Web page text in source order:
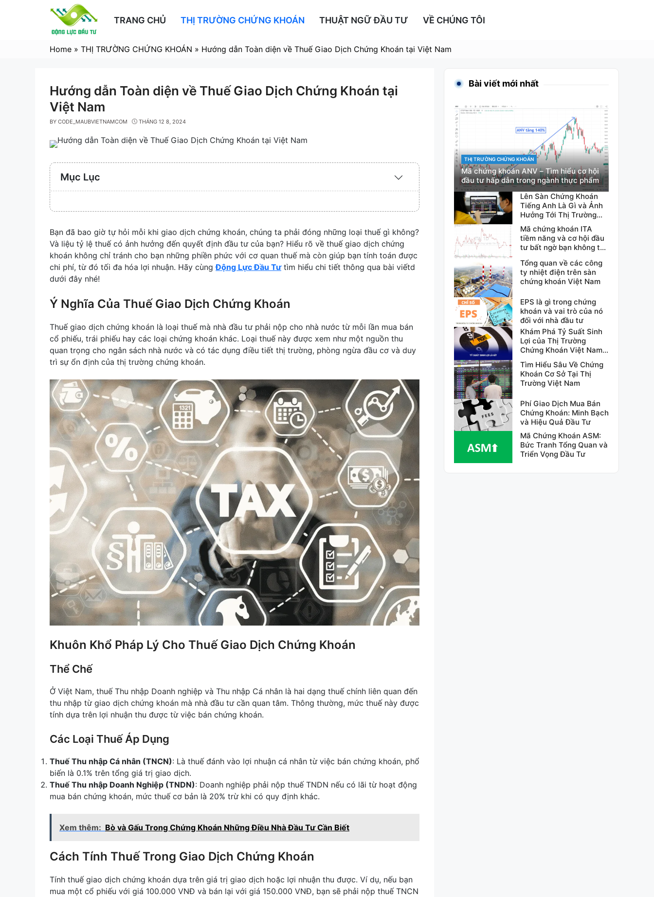
TRANG CHỦ THỊ TRƯỜNG CHỨNG KHOÁN THUẬT NGỮ ĐẦU TƯ VỀ CHÚNG TÔI
Home » THỊ TRƯỜNG CHỨNG KHOÁN » Hướng dẫn Toàn diện về Thuế Giao Dịch Chứng Khoán tại Việt Nam
Hướng dẫn Toàn diện về Thuế Giao Dịch Chứng Khoán tại
Việt Nam
BY CODE_MAUBVIETNAMCOM THÁNG 12 8, 2024
Mục Lục
Expand
Collapse
Bạn đã bao giờ tự hỏi mỗi khi giao dịch chứng khoán, chúng ta phải đóng những loại thuế gì không?
Và liệu tỷ lệ thuế có ảnh hưởng đến quyết định đầu tư của bạn? Hiểu rõ về thuế giao dịch chứng
khoán không chỉ tránh cho bạn những phiền phức với cơ quan thuế mà còn giúp bạn tính toán được
chi phí, từ đó tối đa hóa lợi nhuận. Hãy cùngĐộng Lực Đầu Tưtìm hiểu chi tiết thông qua bài viếtd
dưới đây nhé!
Ý Nghĩa Của Thuế Giao Dịch Chứng Khoán
Thuế giao dịch chứng khoán là loại thuế mà nhà đầu tư phải nộp cho nhà nước từ mỗi lần mua bán
cổ phiếu, trái phiếu hay các loại chứng khoán khác. Loại thuế này được xem như một nguồn thu
quan trọng cho ngân sách nhà nước và có tác dụng điều tiết thị trường, phòng ngừa đầu cơ và duy
trì sự ổn định của thị trường chứng khoán.
Khuôn Khổ Pháp Lý Cho Thuế Giao Dịch Chứng Khoán
Thể Chế
Ở Việt Nam, thuế Thu nhập Doanh nghiệp và Thu nhập Cá nhân là hai dạng thuế chính liên quan đến
thu nhập từ giao dịch chứng khoán mà nhà đầu tư cần quan tâm. Thông thường, mức thuế này được
tính dựa trên lợi nhuận thu được từ việc bán chứng khoán.
Các Loại Thuế Áp Dụng
Thuế Thu nhập Cá nhân (TNCN): Là thuế đánh vào lợi nhuận cá nhân từ việc bán chứng khoán, phổ
biến là 0.1% trên tổng giá trị giao dịch.
Thuế Thu nhập Doanh Nghiệp (TNDN): Doanh nghiệp phải nộp thuế TNDN nếu có lãi từ hoạt động
mua bán chứng khoán, mức thuế cơ bản là 20% trừ khi có quy định khác.
Xem thêm: Bò và Gấu Trong Chứng Khoán Những Điều Nhà Đầu Tư Cần Biết
Cách Tính Thuế Trong Giao Dịch Chứng Khoán
Tính thuế giao dịch chứng khoán dựa trên giá trị giao dịch hoặc lợi nhuận thu được. Ví dụ, nếu bạn
mua một cổ phiếu với giá 100.000 VNĐ và bán lại với giá 150.000 VNĐ, bạn sẽ phải nộp thuế TNCN
Bài viết mới nhất
CATEGORIES
THỊ TRƯỜNG CHỨNG KHOÁN
Mã chứng khoán ANV – Tìm hiểu cơ hội
đầu tư hấp dẫn trong ngành thực phẩm
Lên Sàn Chứng Khoán
Tiếng Anh Là Gì và Ảnh
Hưởng Tới Thị Trường
Tài Chính
Mã chứng khoán ITA
tiềm năng và cơ hội đầu
tư bất ngờ bạn không thể
Tổng quan về các công
ty nhiệt điện trên sàn
chứng khoán Việt Nam
EPS là gì trong chứng
khoán và vai trò của nó
đối với nhà đầu tư
Khám Phá Tỷ Suất Sinh
Lợi của Thị Trường
Chứng Khoán Việt Nam
Cơ Hội Hay Thách Thức?
Tìm Hiểu Sâu Về Chứng
Khoán Cơ Sở Tại Thị
Trường Việt Nam
Phí Giao Dịch Mua Bán
Chứng Khoán: Minh Bạch
và Hiệu Quả Đầu Tư
Mã Chứng Khoán ASM:
Bức Tranh Tổng Quan và
Triển Vọng Đầu Tư